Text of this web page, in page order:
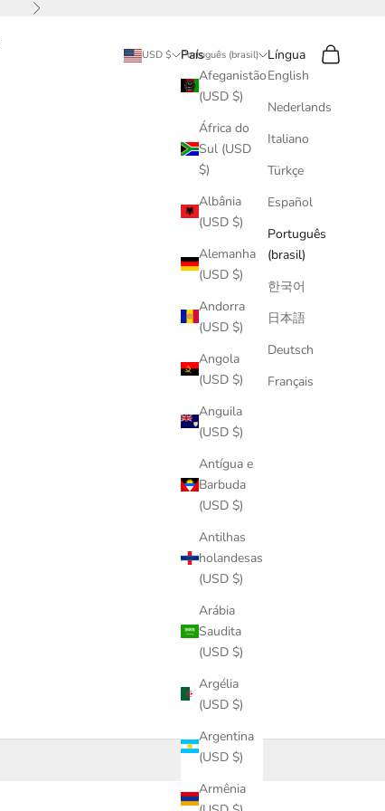
Próximo
USD $
País
Afeganistão
(USD $)
África do
Sul (USD
$)
Albânia
(USD $)
Alemanha
(USD $)
Andorra
(USD $)
Angola
(USD $)
Anguila
(USD $)
Antígua e
Barbuda
(USD $)
Antilhas
holandesas
(USD $)
Arábia
Saudita
(USD $)
Argélia
(USD $)
Argentina
(USD $)
Armênia
Português (brasil)
Língua
English
Nederlands
Italiano
Türkçe
Español
Português
(brasil)
한국어
日本語
Deutsch
Français
Pesquisar
Carrinho